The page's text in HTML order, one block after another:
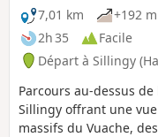
7,01 km
+192 m
2h 35
Facile
Départ à Sillingy
Parcours au-dessus
Sillingy offrant une vue
massifs du Vuache,